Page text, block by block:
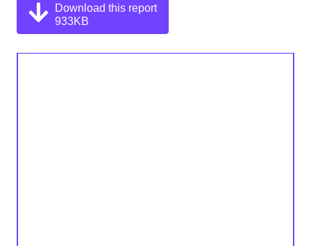
Download this report
933KB